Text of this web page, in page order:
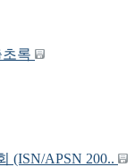
록
(ISN/APSN 200..